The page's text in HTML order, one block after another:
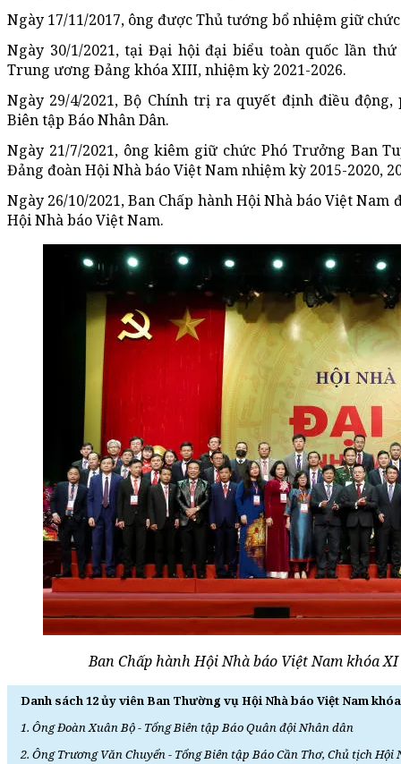
Ngày 17/11/2017, ông được Thủ tướng bổ nhiệm giữ
Ngày 30/1/2021, tại Đại hội đại biểu toàn quốc lần
Trung ương Đảng khóa XIII, nhiệm kỳ 2021-2026.
Ngày 29/4/2021, Bộ Chính trị ra quyết định điều
Biên tập Báo Nhân Dân.
Ngày 21/7/2021, ông kiêm giữ chức Phó Trưởng Ban
Đảng đoàn Hội Nhà báo Việt Nam nhiệm kỳ 2015-2020,
Ngày 26/10/2021, Ban Chấp hành Hội Nhà báo Việt
Hội Nhà báo Việt Nam.
Ban Chấp hành Hội Nhà báo Việt Nam khóa
Danh sách 12 ủy viên Ban Thường vụ Hội Nhà báo Việt Nam
1. Ông Đoàn Xuân Bộ - Tổng Biên tập Báo Quân đội Nhân dân
2. Ông Trương Văn Chuyển - Tổng Biên tập Báo Cần Thơ, Chủ tịch Hội